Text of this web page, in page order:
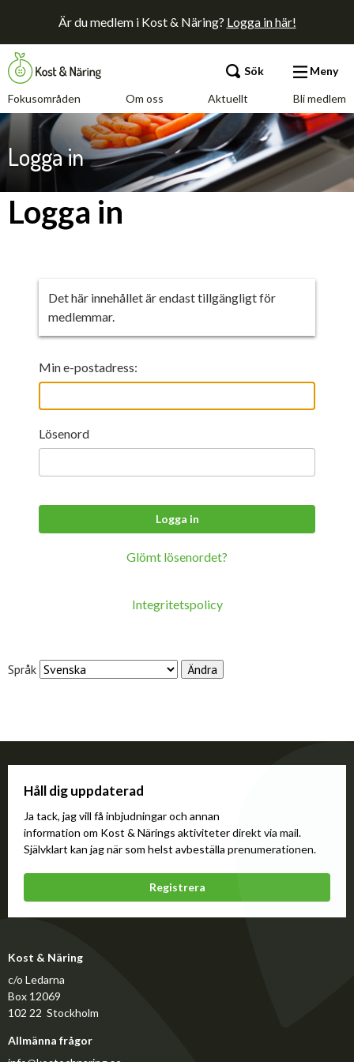
Är du medlem i Kost & Näring? Logga in här!
Fokusområden Om oss Aktuellt Bli medlem
Sök Meny
Fokusområden
Om oss
Aktuellt
Kontakt Annonsera
För studenter English
Logga in
Logga in
Det här innehållet är endast tillgängligt för
medlemmar.
Min e-postadress:
Lösenord
Glömt lösenordet?
Integritetspolicy
Språk
Håll dig uppdaterad
Ja tack, jag vill få inbjudningar och annan
information om Kost & Närings aktiviteter direkt via mail.
Självklart kan jag när som helst avbeställa prenumerationen.
Registrera
Kost & Näring
c/o Ledarna
Box 12069
102 22 Stockholm
Allmänna frågor